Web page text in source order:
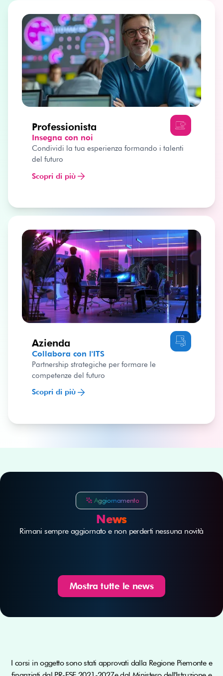
Professionista
Insegna con noi
Condividi la tua esperienza formando i talenti
del futuro
Scopri di più
Azienda
Collabora con l'ITS
Partnership strategiche per formare le
competenze del futuro
Scopri di più
Aggiornamento
News
Rimani sempre aggiornato e non perderti nessuna novità
Mostra tutte le news
I corsi in oggetto sono stati approvati dalla Regione Piemonte e